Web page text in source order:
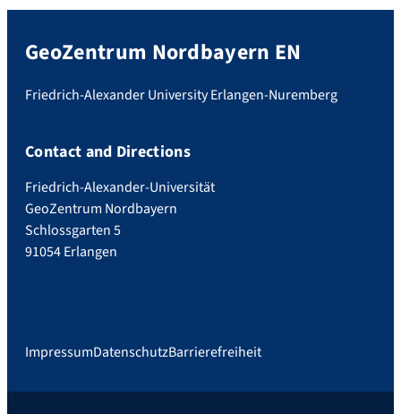
GeoZentrum Nordbayern EN
Friedrich-Alexander University Erlangen-Nuremberg
Contact and Directions
Friedrich-Alexander-Universität
GeoZentrum Nordbayern
Schlossgarten 5
91054 Erlangen
ImpressumDatenschutzBarrierefreiheit